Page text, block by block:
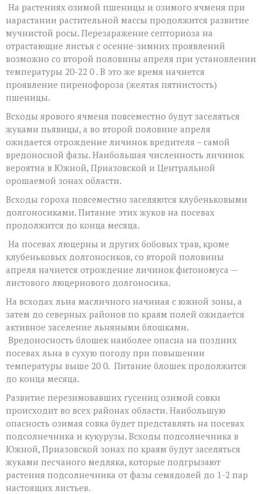
На растениях озимой пшеницы и озимого ячменя при
нарастании растительной массы продолжится развитие
мучнистой росы. Перезаражение септориоза на
отрастающие листья с осенне-зимних проявлений
возможно со второй половины апреля при установлении
температуры 20-22 0 . В это же время начнется
проявление пиренофороза (желтая пятнистость)
пшеницы.
Всходы ярового ячменя повсеместно будут заселяться
жуками пьявицы, а во второй половине апреля
ожидается отрождение личинок вредителя – самой
вредоносной фазы. Наибольшая численность личинок
вероятна в Южной, Приазовской и Центральной
орошаемой зонах области.
Всходы гороха повсеместно заселяются клубеньковыми
долгоносиками. Питание этих жуков на посевах
продолжится до конца месяца.
На посевах люцерны и других бобовых трав, кроме
клубеньковых долгоносиков, со второй половины
апреля начнется отрождение личинок фитономуса —
листового люцернового долгоносика.
На всходах льна масличного начиная с южной зоны, а
затем до северных районов по краям полей ожидается
активное заселение льняными блошками.
Вредоносность блошек наиболее опасна на поздних
посевах льна в сухую погоду при повышении
температуры выше 20 0. Питание блошек продолжится
до конца месяца.
Развитие перезимовавших гусениц озимой совки
происходит во всех районах области. Наибольшую
опасность озимая совка будет представлять на посевах
подсолнечника и кукурузы. Всходы подсолнечника в
Южной, Приазовской зонах по краям будут заселяться
жуками песчаного медляка, которые подгрызают
растения подсолнечника от фазы семядолей до 1-2 пар
настоящих листьев.